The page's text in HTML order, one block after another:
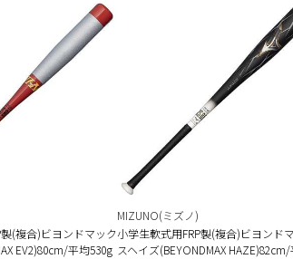
(複合)ビヨンドマック
EV2)80cm/平均530g
MIZUNO(ミズノ)
小学生軟式用FRP製(複合)ビヨンド
スヘイズ(BEYONDMAX